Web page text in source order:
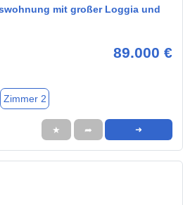
mit großer Loggia und
89.000 €
Zimmer 2
★ ➦ ➜